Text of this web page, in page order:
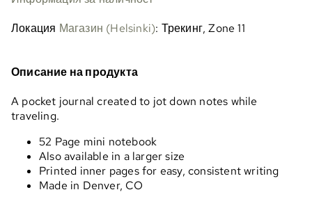
Локация Магазин (Helsinki): Трекинг, Zone 11
Описание на продукта
A pocket journal created to jot down notes while
traveling.
52 Page mini notebook
Also available in a larger size
Printed inner pages for easy, consistent writing
Made in Denver, CO